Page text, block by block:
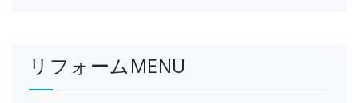
リフォームMENU